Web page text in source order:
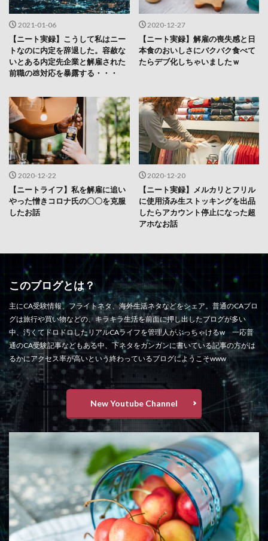
2021-01-06
【ニート実録】こうして私はニー
トなのに内定を辞退した。容赦な
いとある内定先企業と解雇された
前職の💩対応を暴露する・・・
2020-12-27
【ニート実録】解雇の喪失感と日
本食のおいしさにバクバク食べて
たらデブ化しちゃいましたｗ
2020-12-22
【ニートライフ】私を解雇に追い
やった憎きコロナ氏の〇〇を克服
したお話
2020-12-20
【ニート実録】メルカリとフリル
に使用済み生ストッキングを出品
したらアカウント停止になった超
アホなお話
このブログとは？
主にCA受験情報、フライトネタ、海外生活ネタなどをシェア。普通のCAブロ
グは旅行や買い物などの、キラキラ生活を前面に押し出したブログが多い
中、汚くてドロドロしたリアルCAライフを管理人がぶっちゃけるw 一応普
通のCA受験記事などもある中、下ネタをガンガンに書いている記事の方がは
るかにアクセス率が高いという終わっているブログにようこそwww
New Youtube Channel